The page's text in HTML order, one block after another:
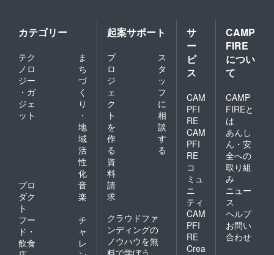
カテゴリー
テク
ノロ
ジー
・ガ
ジェ
ット
ま
ち
づ
く
り
・
地
域
活
性
化
プロ
ダク
ト
音
楽
フー
ド・
飲食
チ
ャ
レ
起案サポート
プ
ロ
ジ
ェ
ク
ト
を
作
る
ス
タ
ッ
フ
に
相
談
す
る
資
料
請
求
クラウドファ
ンディングの
ノウハウを無
料で学ぼう
サ
ー
ビ
ス
CAM
PFI
RE
CAM
PFI
RE
コ
ミュ
ニ
ティ
CAM
PFI
RE
Crea
CAMP
FIRE
につい
て
CAMP
FIREと
は
あんし
ん・安
全への
取り組
み
ニュー
ス
ヘルプ
お問い
合わせ